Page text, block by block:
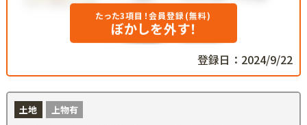
たった3項目！会員登録(無料)
ぼかしを外す！
登録日：2024/9/22
土地 上物有